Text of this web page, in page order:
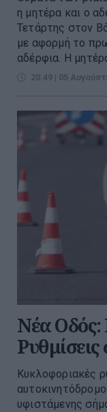
η μητέρα και ο
Τετάρτης στον
με αφορμή το
αδέρφια. Η
20:49 | 05
Νέα Οδός:
Κυκλοφοριακές
υφιστάμενης